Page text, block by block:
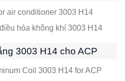
hòa không khí 3003 H14
3003 H14 cho ACP